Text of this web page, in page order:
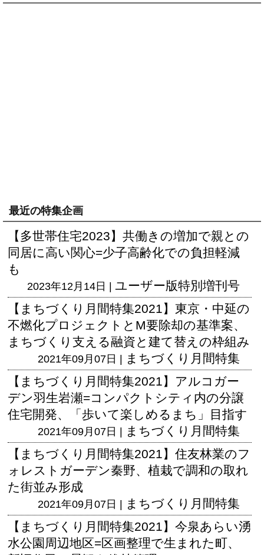
最近の特集企画
【多世帯住宅2023】共働きの増加で親との
同居に高い関心=少子高齢化での負担軽減
も
2023年12月14日 | ユーザー版特別増刊号
【まちづくり月間特集2021】東京・中延の
不燃化プロジェクトとM要除却の基準案、
まちづくり支える融資と建て替えの枠組み
2021年09月07日 |
まちづくり月間特集
【まちづくり月間特集2021】アルコガー
デン羽生岩瀬=コンパクトシティ内の分譲
住宅開発、「歩いて楽しめるまち」目指す
2021年09月07日 |
まちづくり月間特集
【まちづくり月間特集2021】住友林業のフ
ォレストガーデン秦野、植栽で調和の取れ
た街並み形成
2021年09月07日 |
まちづくり月間特集
【まちづくり月間特集2021】今泉あらい湧
水公園周辺地区=区画整理で生まれた町、